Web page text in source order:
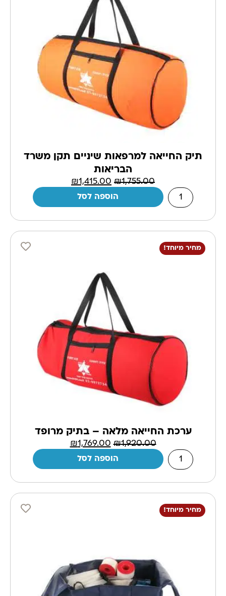
תיק החייאה למרפאות שיניים תקן משרד
הבריאות
₪1,755.00
₪1,415.00
הוספה לסל
מחיר מיוחד!
ערכת החייאה מלאה – בתיק מרופד
₪1,920.00
₪1,769.00
הוספה לסל
מחיר מיוחד!